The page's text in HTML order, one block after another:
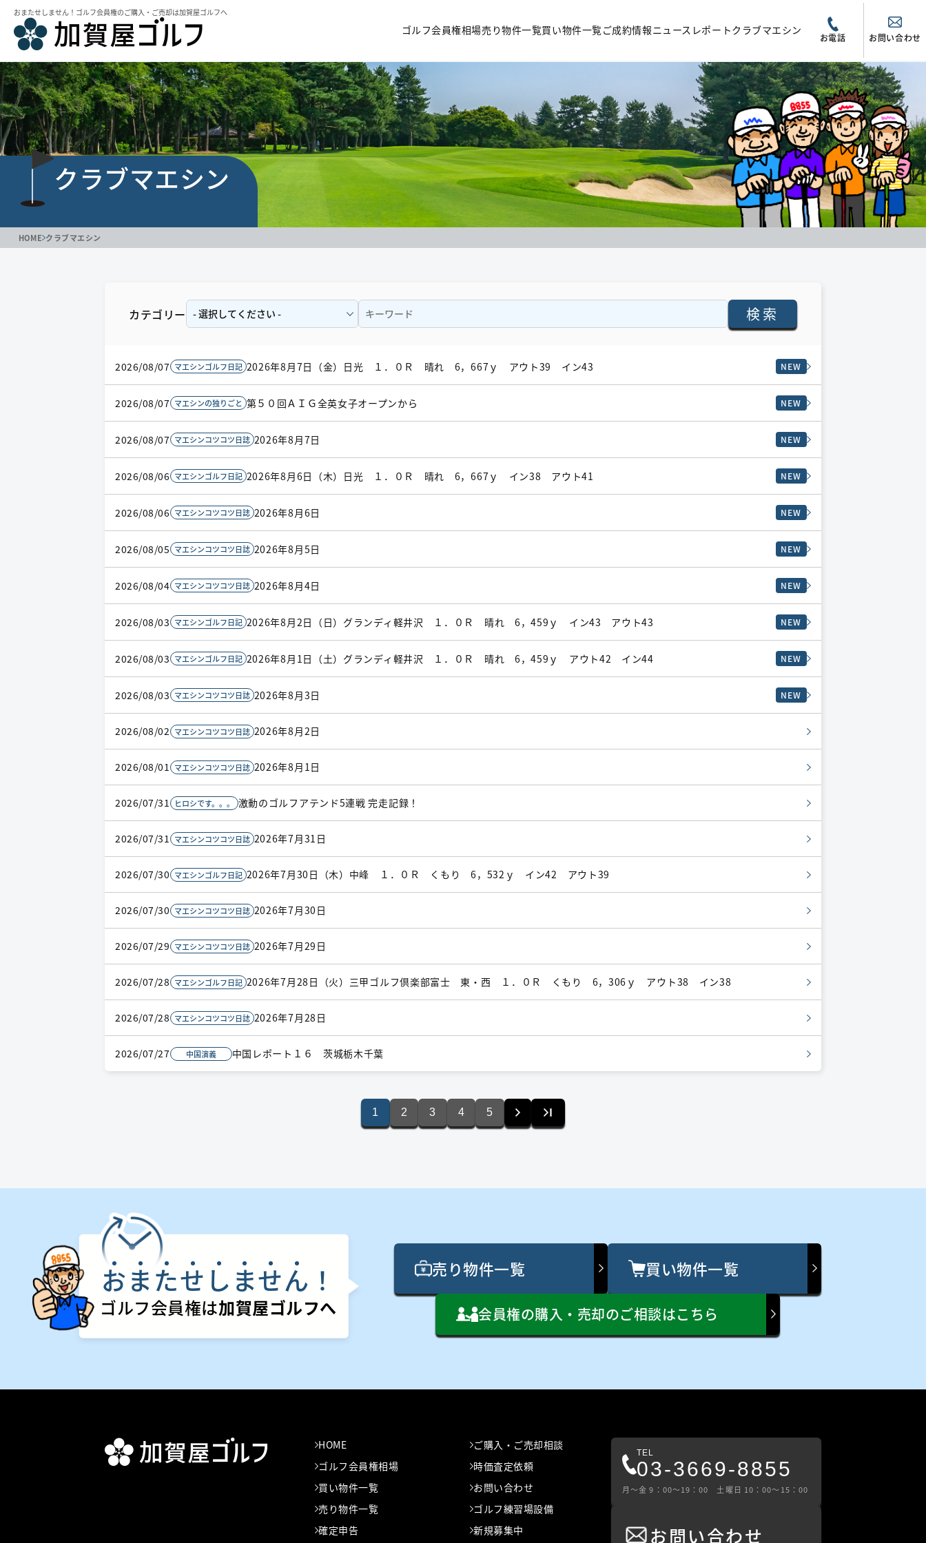
おまたせしません！ゴルフ会員権のご購⼊・ご売却は加賀屋ゴルフへ
ゴルフ会員権相場売り物件一覧買い物件一覧ご成約情報ニュース レポートクラブマエシン
お電話 お問い合わせ
クラブマエシン
HOME クラブマエシン
カテゴリー 検索
2026/08/07 マエシンゴルフ日記 2026年8月7日（金）日光 １．０Ｒ 晴れ 6，667ｙ アウト39 イン43 NEW
2026/08/07 マエシンの独りごと 第５０回ＡＩＧ全英女子オープンから NEW
2026/08/07 マエシンコツコツ日誌 2026年8月7日 NEW
2026/08/06 マエシンゴルフ日記 2026年8月6日（木）日光 １．０Ｒ 晴れ 6，667ｙ イン38 アウト41 NEW
2026/08/06 マエシンコツコツ日誌 2026年8月6日 NEW
2026/08/05 マエシンコツコツ日誌 2026年8月5日 NEW
2026/08/04 マエシンコツコツ日誌 2026年8月4日 NEW
2026/08/03 マエシンゴルフ日記 2026年8月2日（日）グランディ軽井沢 １．０Ｒ 晴れ 6，459ｙ イン43 アウト43 NEW
2026/08/03 マエシンゴルフ日記 2026年8月1日（土）グランディ軽井沢 １．０Ｒ 晴れ 6，459ｙ アウト42 イン44 NEW
2026/08/03 マエシンコツコツ日誌 2026年8月3日 NEW
2026/08/02 マエシンコツコツ日誌 2026年8月2日
2026/08/01 マエシンコツコツ日誌 2026年8月1日
2026/07/31 ヒロシです。。。 激動のゴルフアテンド5連戦 完走記録！
2026/07/31 マエシンコツコツ日誌 2026年7月31日
2026/07/30 マエシンゴルフ日記 2026年7月30日（木）中峰 １．０Ｒ くもり 6，532ｙ イン42 アウト39
2026/07/30 マエシンコツコツ日誌 2026年7月30日
2026/07/29 マエシンコツコツ日誌 2026年7月29日
2026/07/28 マエシンゴルフ日記 2026年7月28日（火）三甲ゴルフ倶楽部富士 東・西 １．０Ｒ くもり 6，306ｙ アウト38 イン38
2026/07/28 マエシンコツコツ日誌 2026年7月28日
2026/07/27 中国演義 中国レポート１６ 茨城栃木千葉
1 2 3 4 5
おまたせ し ません ！
ゴルフ会員権は加賀屋ゴルフへ
売り物件一覧 買い物件一覧
会員権の購入・売却のご相談はこちら
HOME
ご購入・ご売却相談
ゴルフ会員権相場
時価査定依頼
買い物件一覧
お問い合わせ
売り物件一覧
ゴルフ練習場設備
確定申告
新規募集中
TEL
03-3669-8855
⽉〜⾦ 9：00〜19：00 ⼟曜⽇ 10：00〜15：00
お問い合わせ